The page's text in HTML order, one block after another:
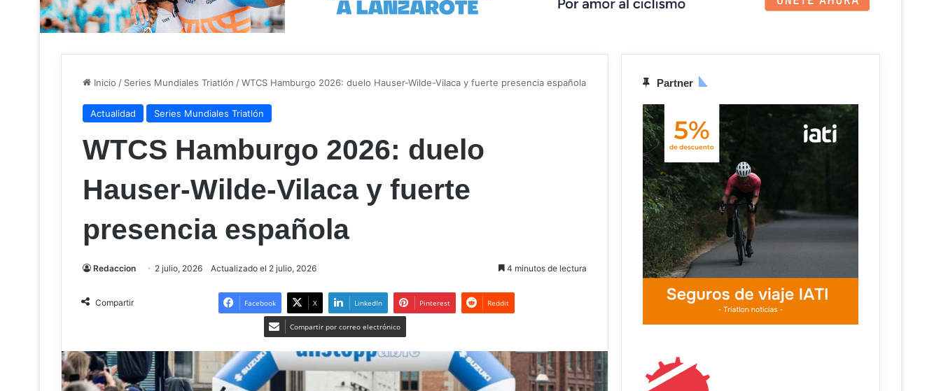
Inicio / Series Mundiales Triatlón /WTCS Hamburgo 2026: duelo Hauser-Wilde-Vilaca y fuerte presencia española
Actualidad Series Mundiales Triatlón
WTCS Hamburgo 2026: duelo
Hauser-Wilde-Vilaca y fuerte
presencia española
Redaccion 2 julio, 2026 Actualizado el 2 julio, 2026 4 minutos de lectura
Compartir Facebook X LinkedIn Pinterest Reddit
Compartir por correo electrónico
Partner